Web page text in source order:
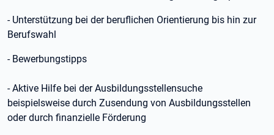
- Unterstützung bei der beruflichen Orientierung bis hin zur
Berufswahl
- Bewerbungstipps
- Aktive Hilfe bei der Ausbildungsstellensuche
beispielsweise durch Zusendung von Ausbildungsstellen
oder durch finanzielle Förderung